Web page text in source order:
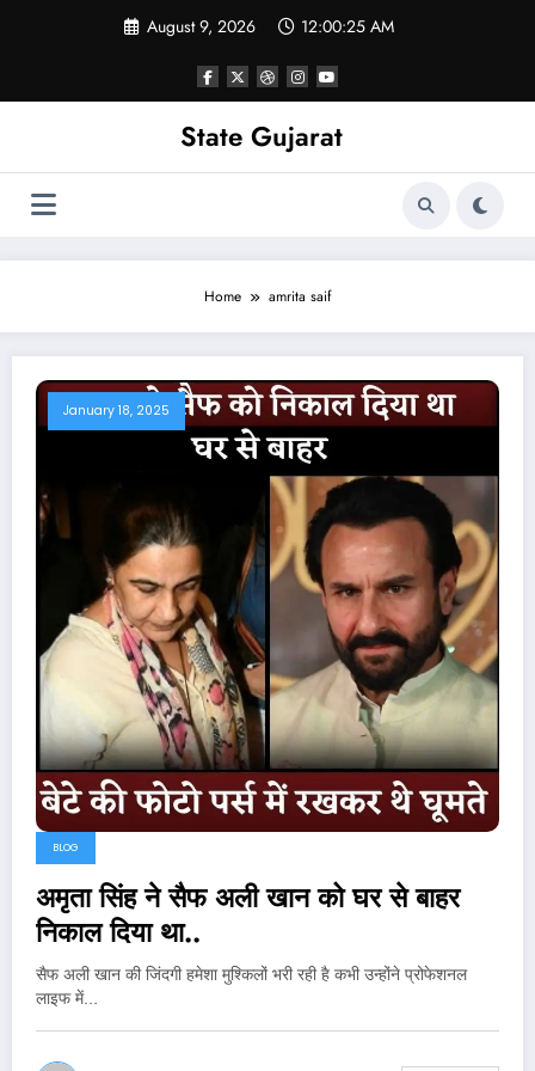
August 9, 2026 12:00:26 AM
State Gujarat
Home amrita saif
January 18, 2025
BLOG
अमृता सिंह ने सैफ अली खान को घर से बाहर
निकाल दिया था..
सैफ अली खान की जिंदगी हमेशा मुश्किलों भरी रही है कभी उन्होंने प्रोफेशनल
लाइफ में…